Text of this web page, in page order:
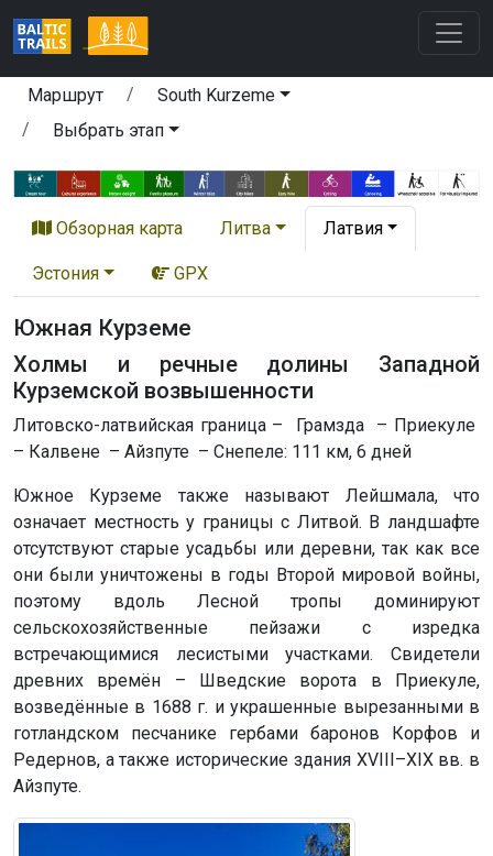
Маршрут
South Kurzeme
Выбрать этап
Обзорная карта Литва Латвия
Эстония GPX
Южная Курземе
Холмы и речные долины Западной
Курземской возвышенности
Литовско-латвийская граница – Грамзда – Приекуле
– Калвене – Айзпуте – Снепеле: 111 км, 6 дней
Южное Курземе также называют Лейшмала, что
означает местность у границы с Литвой. В ландшафте
отсутствуют старые усадьбы или деревни, так как все
они были уничтожены в годы Второй мировой войны,
поэтому вдоль Лесной тропы доминируют
сельскохозяйственные пейзажи с изредка
встречающимися лесистыми участками. Свидетели
древних времён – Шведские ворота в Приекуле,
возведённые в 1688 г. и украшенные вырезанными в
готландском песчанике гербами баронов Корфов и
Редернов, а также исторические здания XVIII–XIX вв. в
Айзпуте.